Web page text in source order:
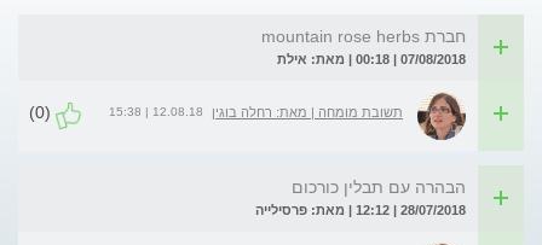
חברת mountain rose herbs
07/08/2018 | 00:18 | מאת: אילת
תשובת מומחה | מאת: רחלה בוגין 12.08.18 | 15:38
(0)
הבהרה עם תבלין כורכום
28/07/2018 | 12:12 | מאת: פרסילייה